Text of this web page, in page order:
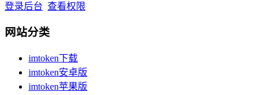
登录后台 查看权限
网站分类
imtoken下载
imtoken安卓版
imtoken苹果版